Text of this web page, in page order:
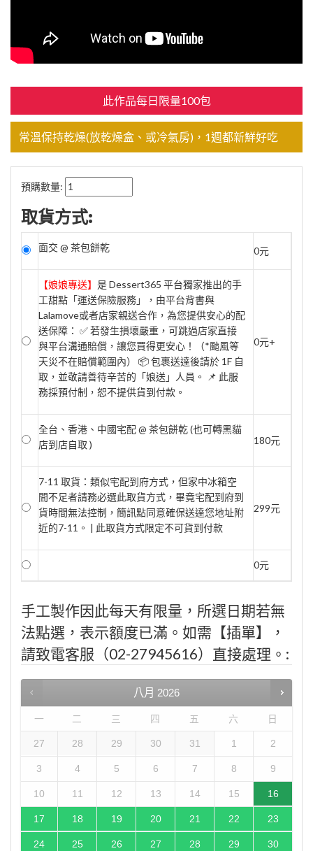
此作品每日限量100包
常溫保持乾燥(放乾燥盒、或冷氣房)，1週都新鮮好吃
預購數量:
取貨方式:
面交 @ 茶包餅乾 0元
【娘娘專送】 是 Dessert365 平台獨家推出的手
工甜點「運送保險服務」，由平台背書與
Lalamove或者店家親送合作，為您提供安心的配
送保障： ✅ 若發生損壞嚴重，可跳過店家直接
與平台溝通賠償，讓您買得更安心！（*颱風等
天災不在賠償範圍內） 📦 包裹送達後請於 1F 自
取，並敬請善待辛苦的「娘送」人員。 📌 此服
務採預付制，恕不提供貨到付款。
0元+
全台、香港、中國宅配 @ 茶包餅乾 (也可轉黑貓
店到店自取 )
180元
7-11 取貨：類似宅配到府方式，但家中冰箱空
間不足者請務必選此取貨方式，畢竟宅配到府到
貨時間無法控制，簡訊點同意確保送達您地址附
近的7-11。 | 此取貨方式限定不可貨到付款
299元
0元
手工製作因此每天有限量，所選日期若無
法點選，表示額度已滿。如需【插單】，
請致電客服（02-27945616）直接處理。:
八月 2026
一 二 三 四 五 六 日
27 28 29 30 31 1 2
3 4 5 6 7 8 9
10 11 12 13 14 15 16
17 18 19 20 21 22 23
24 25 26 27 28 29 30